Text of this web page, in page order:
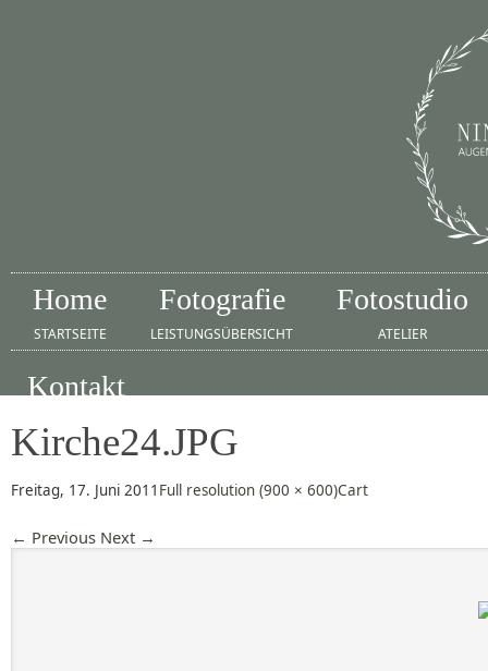
Home
STARTSEITE
Fotografie
LEISTUNGSÜBERSICHT
Fotostudio
ATELIER
Kontakt
Kirche24.JPG
Freitag, 17. Juni 2011 Full resolution (900 × 600)Cart
← Previous Next →